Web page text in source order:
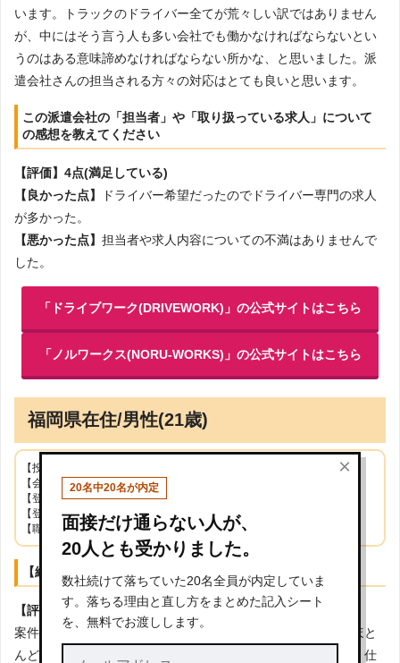
います。トラックのドライバー全てが荒々しい訳ではありません
が、中にはそう言う人も多い会社でも働かなければならないとい
うのはある意味諦めなければならない所かな、と思いました。派
遣会社さんの担当される方々の対応はとても良いと思います。
この派遣会社の「担当者」や「取り扱っている求人」について
の感想を教えてください
【評価】4点(満足している)
【良かった点】
ドライバー希望だったのでドライバー専門の求人
が多かった。
【悪かった点】 担当者や求人内容についての不満はありませんで
した。
「ドライブワーク(DRIVEWORK)」の公式サイトはこちら
「ノルワークス(NORU-WORKS)」の公式サイトはこちら
福岡県在住/男性(21歳)
【投稿日】2021年03月31日
【会社名】株式会社アズスタッフ
【登録拠点】株式会社アズスタッフ 鹿児島
【登録時の年齢(または就業時の年齢)】20歳
【職業】引越し作業員
【総合評価】この派遣会社に対して総合点をつけるなら？
【評価】4点(満足している)
案件のお知らせを多く頂けたため、仕事がないという状況はほと
んどなかった。また、派遣先との連携も充実していた様子で、仕
×
20名中20名が内定
面接だけ通らない人が、
20人とも受かりました。
数社続けて落ちていた20名全員が内定していま
す。落ちる理由と直し方をまとめた記入シート
を、無料でお渡しします。